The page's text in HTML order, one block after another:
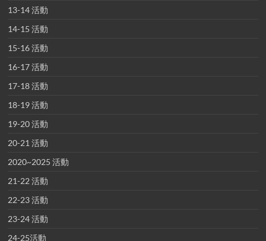
13-14 活動
14-15 活動
15-16 活動
16-17 活動
17-18 活動
18-19 活動
19-20 活動
20-21 活動
2020~2025 活動
21-22 活動
22-23 活動
23-24 活動
24-25活動